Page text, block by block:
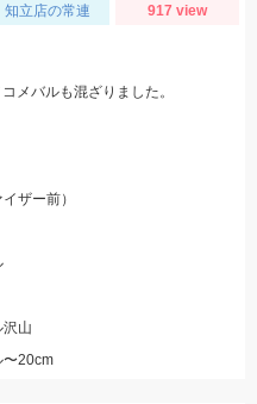
知立店の常連 917 view
メバルも混ざりました。
ザー前）
沢山
〜20cm